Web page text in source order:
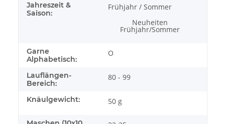
Jahreszeit &
Saison:
Frühjahr / Sommer
Neuheiten
Frühjahr/Sommer
Garne
Alphabetisch:
O
Lauflängen-
Bereich:
80 - 99
Knäulgewicht: 50 g